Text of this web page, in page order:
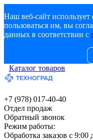
Наш веб-сайт
пользоваться им, вы
данных в соответствии с
Каталог товаров
+7 (978) 017-40-40
Отдел продаж
Обратный звонок
Режим работы:
Обработка заказов с 9:00